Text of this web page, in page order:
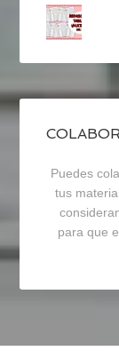
Puedes
tus
para que